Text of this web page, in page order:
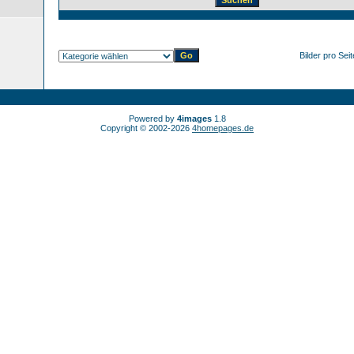
Bilder pro
Powered by 4images1.8
Copyright © 2002-2026 4homepages.de